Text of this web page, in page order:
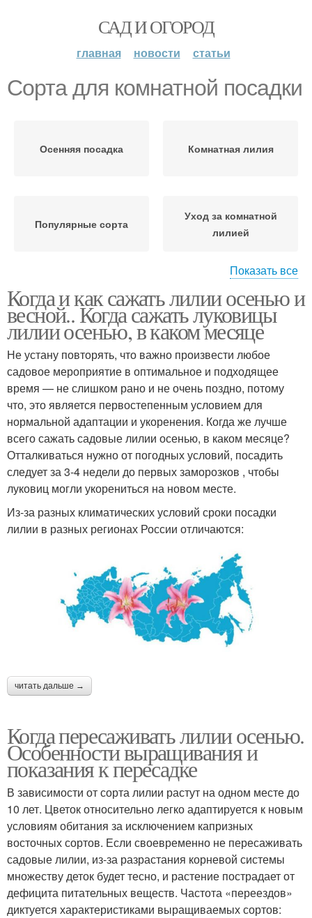
САД И ОГОРОД
главная новости статьи
Сорта для комнатной посадки
Осенняя посадка Комнатная лилия
Популярные сорта
Уход за комнатной
лилией
Время для посадки Места для посадки
Показать все
Когда и как сажать лилии осенью и
весной.. Когда сажать луковицы
лилии осенью, в каком месяце
Не устану повторять, что важно произвести любое
садовое мероприятие в оптимальное и подходящее
время — не слишком рано и не очень поздно, потому
что, это является первостепенным условием для
нормальной адаптации и укоренения. Когда же лучше
всего сажать садовые лилии осенью, в каком месяце?
Отталкиваться нужно от погодных условий, посадить
следует за 3-4 недели до первых заморозков , чтобы
луковиц могли укорениться на новом месте.
Из-за разных климатических условий сроки посадки
лилии в разных регионах России отличаются:
читать дальше →
Когда пересаживать лилии осенью.
Особенности выращивания и
показания к пересадке
В зависимости от сорта лилии растут на одном месте до
10 лет. Цветок относительно легко адаптируется к новым
условиям обитания за исключением капризных
восточных сортов. Если своевременно не пересаживать
садовые лилии, из-за разрастания корневой системы
множеству деток будет тесно, и растение пострадает от
дефицита питательных веществ. Частота «переездов»
диктуется характеристиками выращиваемых сортов: